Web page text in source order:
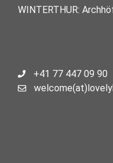
WINTERTHUR:
+41 77 447 09 90